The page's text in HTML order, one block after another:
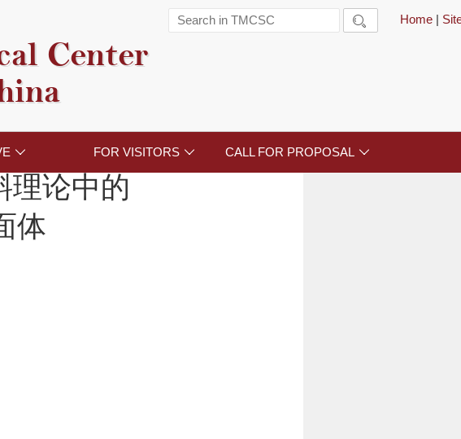
Home |

Center
 FOR VISITORS  CALL FOR PROPOSAL 
理论中的
体